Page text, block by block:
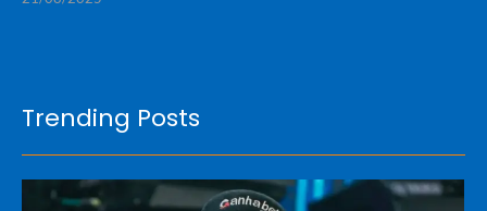
Trending Posts